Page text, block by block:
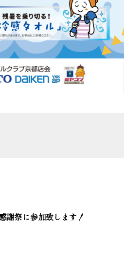
謝祭に参加致します！